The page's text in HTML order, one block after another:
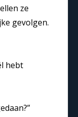
ze
gevolgen.
hebt